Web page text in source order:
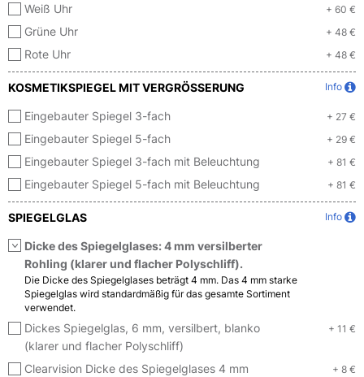
Weiß Uhr + 60 €
Grüne Uhr + 48 €
Rote Uhr + 48 €
KOSMETIKSPIEGEL MIT VERGRÖSSERUNG Info
Eingebauter Spiegel 3-fach + 27 €
Eingebauter Spiegel 5-fach + 29 €
Eingebauter Spiegel 3-fach mit Beleuchtung + 81 €
Eingebauter Spiegel 5-fach mit Beleuchtung + 81 €
SPIEGELGLAS Info
Dicke des Spiegelglases: 4 mm versilberter
Rohling (klarer und flacher Polyschliff).
Die Dicke des Spiegelglases beträgt 4 mm. Das 4 mm starke
Spiegelglas wird standardmäßig für das gesamte Sortiment
verwendet.
Dickes Spiegelglas, 6 mm, versilbert, blanko
(klarer und flacher Polyschliff)
+ 11 €
Clearvision Dicke des Spiegelglases 4 mm + 8 €